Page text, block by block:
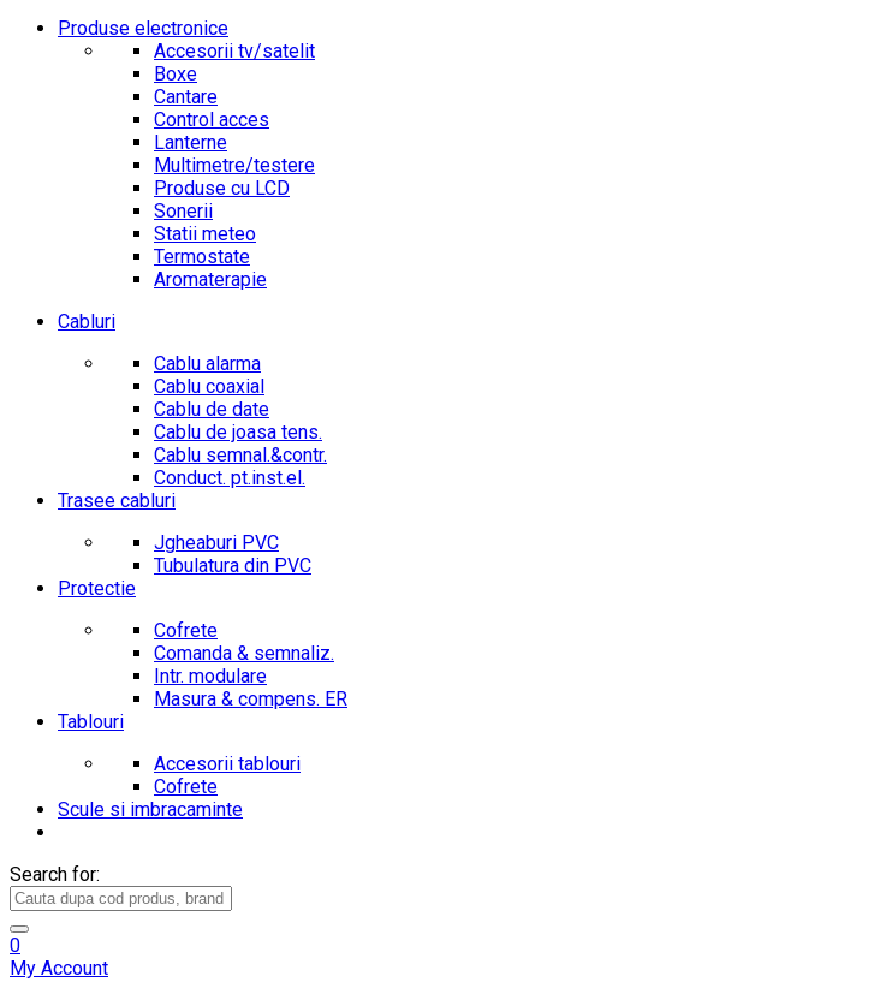
Produse electronice
Accesorii tv/satelit
Boxe
Cantare
Control acces
Lanterne
Multimetre/testere
Produse cu LCD
Sonerii
Statii meteo
Termostate
Aromaterapie
Cabluri
Cablu alarma
Cablu coaxial
Cablu de date
Cablu de joasa tens.
Cablu semnal.&contr.
Conduct. pt.inst.el.
Trasee cabluri
Jgheaburi PVC
Tubulatura din PVC
Protectie
Cofrete
Comanda & semnaliz.
Intr. modulare
Masura & compens. ER
Tablouri
Accesorii tablouri
Cofrete
Scule si imbracaminte
Search for:
0
My Account